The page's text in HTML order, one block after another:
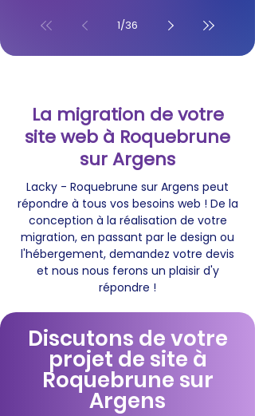
1/36
La migration de votre
site web à Roquebrune
sur Argens
Lacky - Roquebrune sur Argens peut
répondre à tous vos besoins web ! De la
conception à la réalisation de votre
migration, en passant par le design ou
l'hébergement, demandez votre devis
et nous nous ferons un plaisir d'y
répondre !
Discutons de votre
projet de site à
Roquebrune sur
Argens